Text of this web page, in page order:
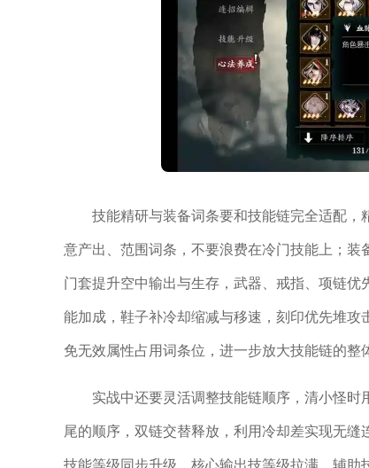
技能精研与装备词条要和技能链完全适配
意产出、范围词条，不要浪费在冷门技能上；
门套提升空中输出与生存，武器、戒指、项链
能加成，鞋子补冷却缩减与移速，刻印优先堆
免无效属性占用词条位，进一步放大技能链的整
实战中还要灵活调整技能链顺序，清小怪
尾的顺序，双链交替释放，利用冷却差实现无